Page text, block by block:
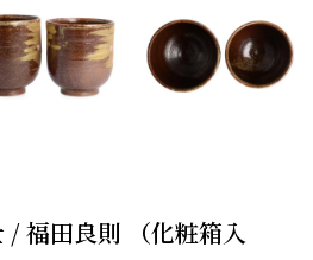
/ 福田良則 （化粧箱入